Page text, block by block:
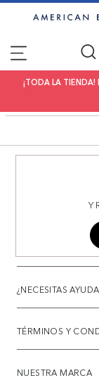
¡TODA LA
Y
¿NECESITAS
TÉRMINOS Y
NUESTRA MARCA